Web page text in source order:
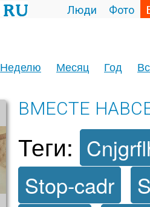
Люди Фото
Неделю Месяц Год
ВМЕСТЕ
Теги:
Stop-cadr